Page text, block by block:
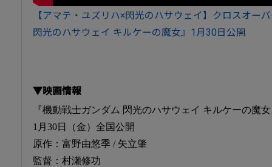
【アマテ・ユズリハ×閃光のハサウェイ】クロスオー
閃光のハサウェイ キルケーの魔女』1月30日公開
▼映画情報
『機動戦士ガンダム 閃光のハサウェイ キルケーの魔
1月30日（金）全国公開
原作：富野由悠季 / 矢立肇
監督：村瀬修功